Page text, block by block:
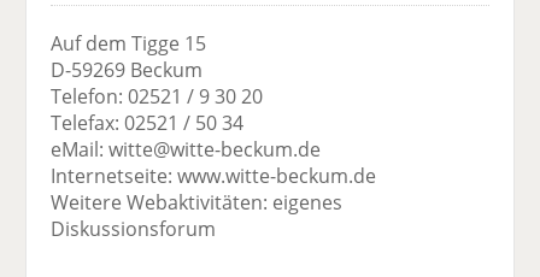
Auf dem Tigge 15
D-59269 Beckum
Telefon: 02521 / 9 30 20
Telefax: 02521 / 50 34
eMail: witte@witte-beckum.de
Internetseite: www.witte-beckum.de
Weitere Webaktivitäten: eigenes
Diskussionsforum